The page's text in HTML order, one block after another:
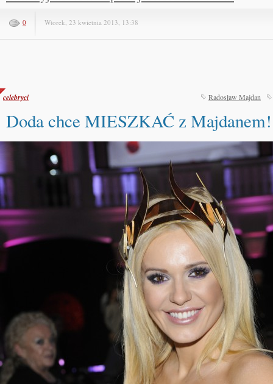
0 Wtorek, 23 kwietnia 2013, 13:38
celebryci Radosław Majdan
Doda chce MIESZKAĆ z Majdanem!